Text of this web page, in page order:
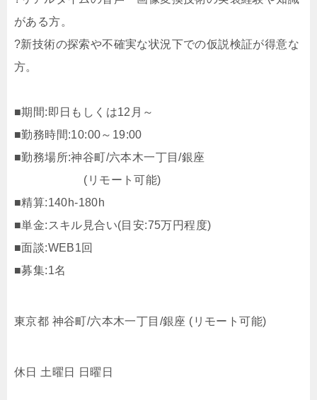
がある方。
?新技術の探索や不確実な状況下での仮説検証が得意な
方。
■期間:即日もしくは12月～
■勤務時間:10:00～19:00
■勤務場所:神谷町/六本木一丁目/銀座
(リモート可能)
■精算:140h-180h
■単金:スキル見合い(目安:75万円程度)
■面談:WEB1回
■募集:1名
東京都 神谷町/六本木一丁目/銀座 (リモート可能)
休日 土曜日 日曜日